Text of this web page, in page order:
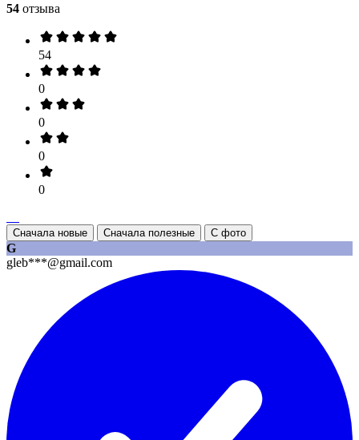
54 отзыва
54
0
0
0
0
Сначала новые Сначала полезные С фото
G
gleb***@gmail.com